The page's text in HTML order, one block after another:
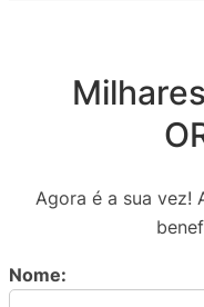
Agora é a sua vez!
Nome: